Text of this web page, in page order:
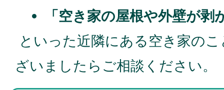
「空き家の屋根や外壁が剥
といった近隣にある空き家の
ざいましたらご相談ください。